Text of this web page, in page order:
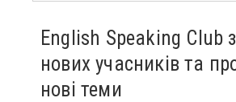
English Speaking Club
нових учасників та
нові теми